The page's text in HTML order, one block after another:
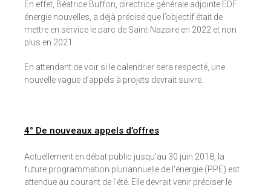
En effet, Béatrice Buffon, directrice générale adjointe EDF
énergie nouvelles, a déjà précisé que l’objectif était de
mettre en service le parc de Saint-Nazaire en 2022 et non
plus en 2021.
En attendant de voir si le calendrier sera respecté, une
nouvelle vague d’appels à projets devrait suivre.
4° De nouveaux appels d’offres
Actuellement en débat public jusqu’au 30 juin 2018, la
future programmation pluriannuelle de l’énergie (PPE) est
attendue au courant de l’été. Elle devrait venir préciser le